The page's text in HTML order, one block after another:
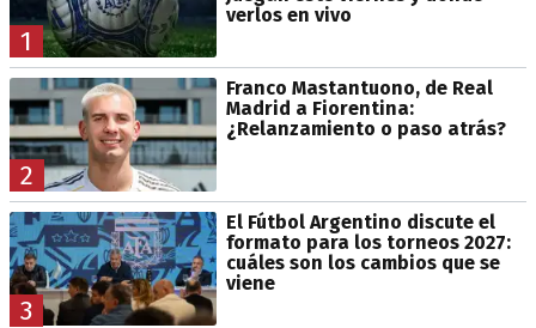
1
verlos en vivo
2
Franco Mastantuono, de Real
Madrid a Fiorentina:
¿Relanzamiento o paso atrás?
3
El Fútbol Argentino discute el
formato para los torneos 2027:
cuáles son los cambios que se
viene